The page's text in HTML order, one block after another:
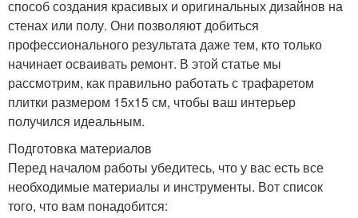
способ создания красивых и оригинальных дизайнов на
стенах или полу. Они позволяют добиться
профессионального результата даже тем, кто только
начинает осваивать ремонт. В этой статье мы
рассмотрим, как правильно работать с трафаретом
плитки размером 15х15 см, чтобы ваш интерьер
получился идеальным.
Подготовка материалов
Перед началом работы убедитесь, что у вас есть все
необходимые материалы и инструменты. Вот список
того, что вам понадобится: